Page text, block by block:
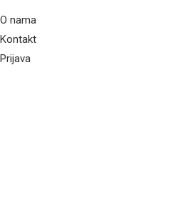
O nama
Kontakt
Prijava